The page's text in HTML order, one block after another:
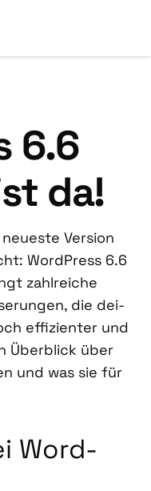
6.6
da!
Ver­si­on
Word­Press 6.6
zahl­rei­che
die dei­
effi­zi­en­ter und
Über­blick über
und was sie für
Word­